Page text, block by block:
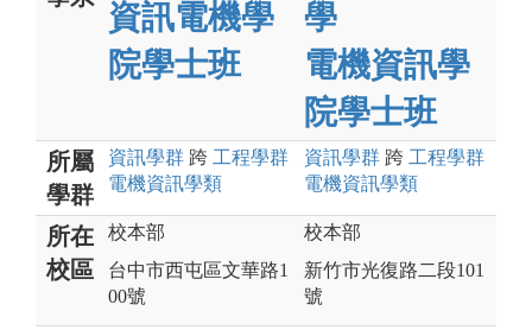
資訊電機學
院學士班
學
電機資訊學
院學士班
所屬
學群
資訊學群 跨 工程學群
電機資訊學類
資訊學群 跨 工程學群
電機資訊學類
所在
校區
校本部
台中市西屯區文華路1
00號
校本部
新竹市光復路二段101
號